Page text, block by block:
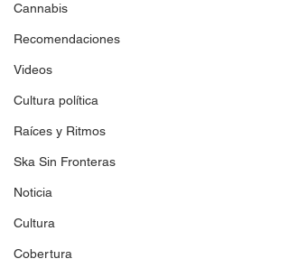
Cannabis
Recomendaciones
Videos
Cultura política
Raíces y Ritmos
Ska Sin Fronteras
Noticia
Cultura
Cobertura